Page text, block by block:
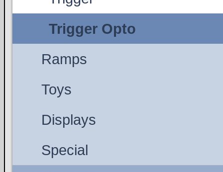
Trigger Opto
Ramps
Toys
Displays
Special